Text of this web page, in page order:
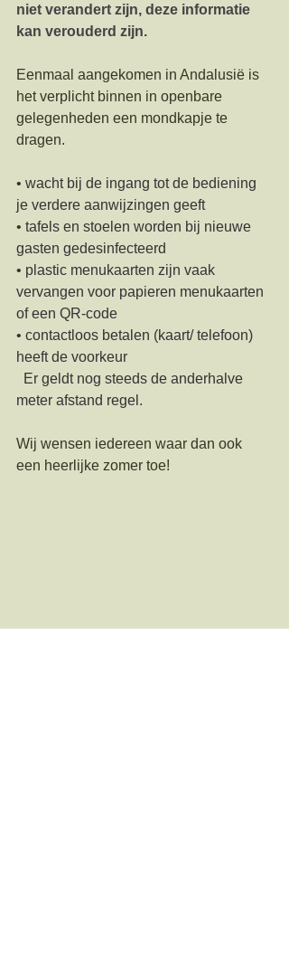
niet verandert zijn, deze informatie
kan verouderd zijn.
Eenmaal aangekomen in Andalusië is
het verplicht binnen in openbare
gelegenheden een mondkapje te
dragen.
• wacht bij de ingang tot de bediening
je verdere aanwijzingen geeft
• tafels en stoelen worden bij nieuwe
gasten gedesinfecteerd
• plastic menukaarten zijn vaak
vervangen voor papieren menukaarten
of een QR-code
• contactloos betalen (kaart/ telefoon)
heeft de voorkeur
meter afstand regel.
Wij wensen iedereen waar dan ook
een heerlijke zomer toe!